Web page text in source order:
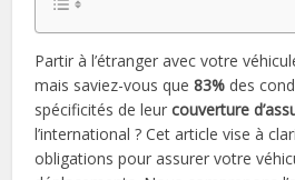
Partir à l’étranger avec votre
mais saviez-vous que 83% des
spécificités de leurcouverture
l’international ? Cet article vise à
obligations pour assurer votre